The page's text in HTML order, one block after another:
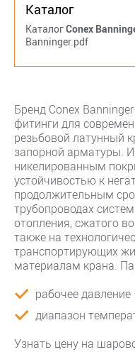
Каталог
КаталогConex
Banninger.pdf
Бренд Conex
фитинги для
резьбовой латунный
запорной арматуры.
никелированным
устойчивостью к
продолжительным
трубопроводах
отопления, сжатого
также на
транспортирующих
материалам крана.
рабочее
диапазон
Узнать цену на